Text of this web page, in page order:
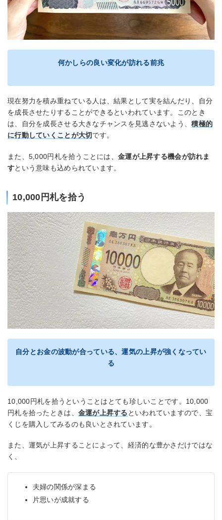
何かしらの良い変化が訪れる前兆
現在努力を積み重ねている人は、結果として実を結んだり、自分
を成長させたりすることができるといわれています。このとき
は、自分を成長させる大きなチャンスを見逃さないよう、積極的
に行動していくことが大切です。
また、5,000円札を拾うことには、金運が上昇する機会が訪れま
すという意味も込められています。
10,000円札を拾う
自分とお金の波動が合っている、運気の上昇が強くなってい
る
10,000円札を拾うということはとても珍しいことです。10,000
円札を拾ったときは、 金運が上昇する といわれていますので、宝
くじを購入してみるのも良いとされています。
また、運気が上昇することによって、経済的な豊かさだけではな
く、
夫婦の関係が深まる
片思いが成就する